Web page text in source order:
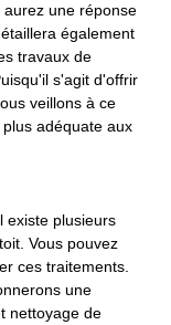
une réponse
également
travaux de
s'agit d'offrir
veillons à ce
adéquate aux
existe plusieurs
Vous pouvez
ces traitements.
une
nettoyage de